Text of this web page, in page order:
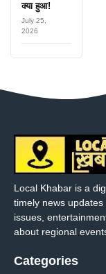
क्या हुआ!
July 25,
2026
Local Khabar is a
timely news
issues,
about regional
Categories